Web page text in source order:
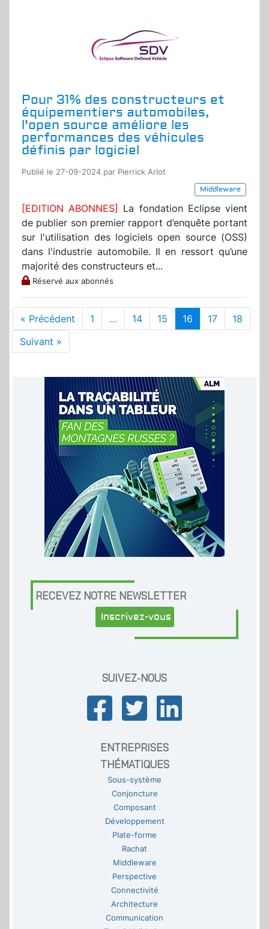
Pour 31% des constructeurs et
équipementiers automobiles,
l'open source améliore les
performances des véhicules
définis par logiciel
Publié le 27-09-2024 par Pierrick Arlot
Middleware
[EDITION ABONNES] La fondation Eclipse vient
de publier son premier rapport d’enquête portant
sur l'utilisation des logiciels open source (OSS)
dans l'industrie automobile. Il en ressort qu’une
majorité des constructeurs et...
Réservé aux abonnés
« Précédent 1 … 14 15 16 17
18
Suivant »
RECEVEZ NOTRE NEWSLETTER
Inscrivez-vous
SUIVEZ-NOUS
ENTREPRISES
THÉMATIQUES
Sous-système
Conjoncture
Composant
Développement
Plate-forme
Rachat
Middleware
Perspective
Connectivité
Architecture
Communication